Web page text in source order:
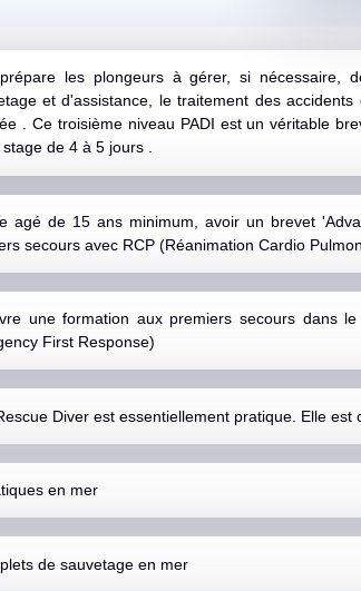
les plongeurs à gérer, si nécessaire,
et d'assistance, le traitement des
. Ce troisième niveau PADI est un véritable
de 4 à 5 jours .
agé de 15 ans minimum, avoir un brevet
secours avec RCP (Réanimation Cardio
une formation aux premiers secours dans
First Response)
Diver est essentiellement pratique. Elle est
en mer
de sauvetage en mer